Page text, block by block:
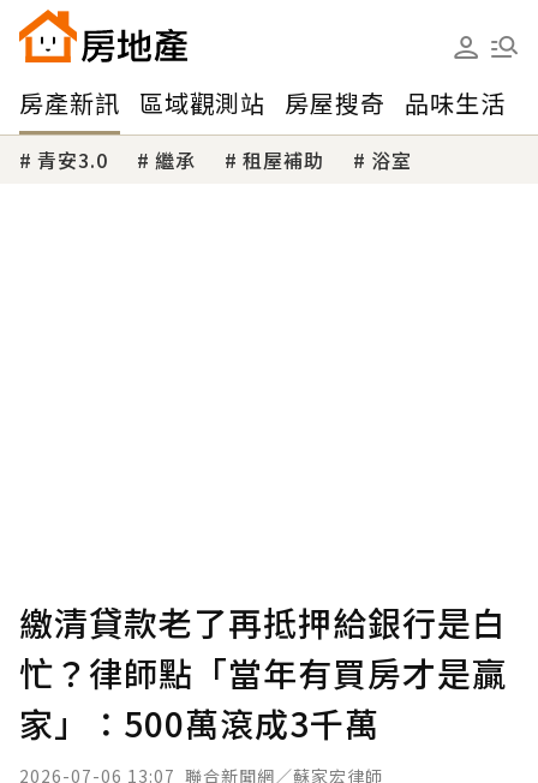
房產新訊 區域觀測站 房屋搜奇 品味生活
青安3.0 繼承 租屋補助 浴室
繳清貸款老了再抵押給銀行是白
忙？律師點「當年有買房才是贏
家」：500萬滾成3千萬
2026-07-06 13:07 聯合新聞網／蘇家宏律師